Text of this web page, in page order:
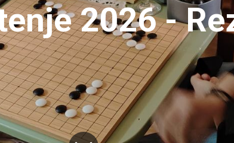
2026 -